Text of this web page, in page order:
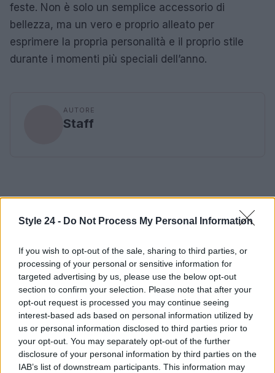
Style 24 - Do Not Process My Personal Information
If you wish to opt-out of the sale, sharing to third parties, or
processing of your personal or sensitive information for
targeted advertising by us, please use the below opt-out
section to confirm your selection. Please note that after your
opt-out request is processed you may continue seeing
interest-based ads based on personal information utilized by
us or personal information disclosed to third parties prior to
your opt-out. You may separately opt-out of the further
disclosure of your personal information by third parties on the
IAB’s list of downstream participants. This information may
feste. Non è solo un semplice accessorio di
bellezza, ma un vero e proprio alleato per
esprimere la propria personalità e il proprio stile
durante i momenti più speciali dell’anno.
AUTORE
Staff